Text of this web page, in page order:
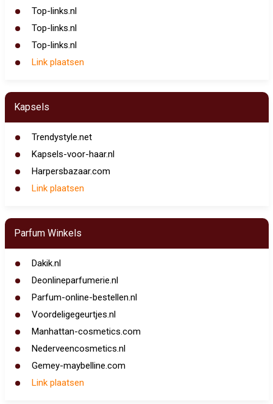
Top-links.nl
Top-links.nl
Top-links.nl
Link plaatsen
Kapsels
Trendystyle.net
Kapsels-voor-haar.nl
Harpersbazaar.com
Link plaatsen
Parfum Winkels
Dakik.nl
Deonlineparfumerie.nl
Parfum-online-bestellen.nl
Voordeligegeurtjes.nl
Manhattan-cosmetics.com
Nederveencosmetics.nl
Gemey-maybelline.com
Link plaatsen